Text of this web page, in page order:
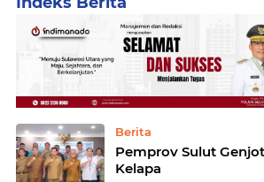
Berita
Pemprov Sulut
Kelapa